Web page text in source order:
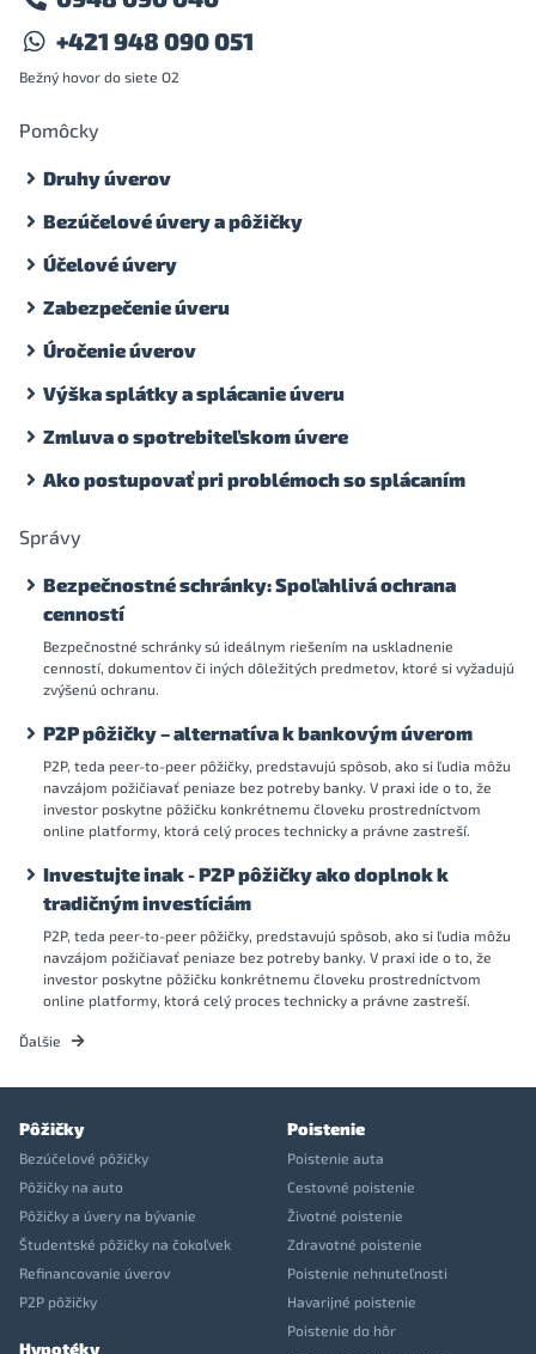
+421 948 090 051
Bežný hovor do siete O2
Pomôcky
Druhy úverov
Bezúčelové úvery a pôžičky
Účelové úvery
Zabezpečenie úveru
Úročenie úverov
Výška splátky a splácanie úveru
Zmluva o spotrebiteľskom úvere
Ako postupovať pri problémoch so splácaním
Správy
Bezpečnostné schránky: Spoľahlivá ochrana
cenností
Bezpečnostné schránky sú ideálnym riešením na uskladnenie
cenností, dokumentov či iných dôležitých predmetov, ktoré si vyžadujú
zvýšenú ochranu.
P2P pôžičky – alternatíva k bankovým úverom
P2P, teda peer-to-peer pôžičky, predstavujú spôsob, ako si ľudia môžu
navzájom požičiavať peniaze bez potreby banky. V praxi ide o to, že
investor poskytne pôžičku konkrétnemu človeku prostredníctvom
online platformy, ktorá celý proces technicky a právne zastreší.
Investujte inak - P2P pôžičky ako doplnok k
tradičným investíciám
P2P, teda peer-to-peer pôžičky, predstavujú spôsob, ako si ľudia môžu
navzájom požičiavať peniaze bez potreby banky. V praxi ide o to, že
investor poskytne pôžičku konkrétnemu človeku prostredníctvom
online platformy, ktorá celý proces technicky a právne zastreší.
Ďalšie
Pôžičky
Bezúčelové pôžičky
Pôžičky na auto
Pôžičky a úvery na bývanie
Študentské pôžičky na čokoľvek
Refinancovanie úverov
P2P pôžičky
Hypotéky
Poistenie
Poistenie auta
Cestovné poistenie
Životné poistenie
Zdravotné poistenie
Poistenie nehnuteľnosti
Havarijné poistenie
Poistenie do hôr